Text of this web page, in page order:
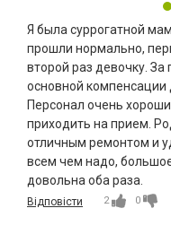
Я была суррогатной
прошли нормально,
второй раз девочку. За
основной компенсации
Персонал очень
приходить на прием.
отличным ремонтом и
всем чем надо,
довольна оба раза.
Відповісти 2 0